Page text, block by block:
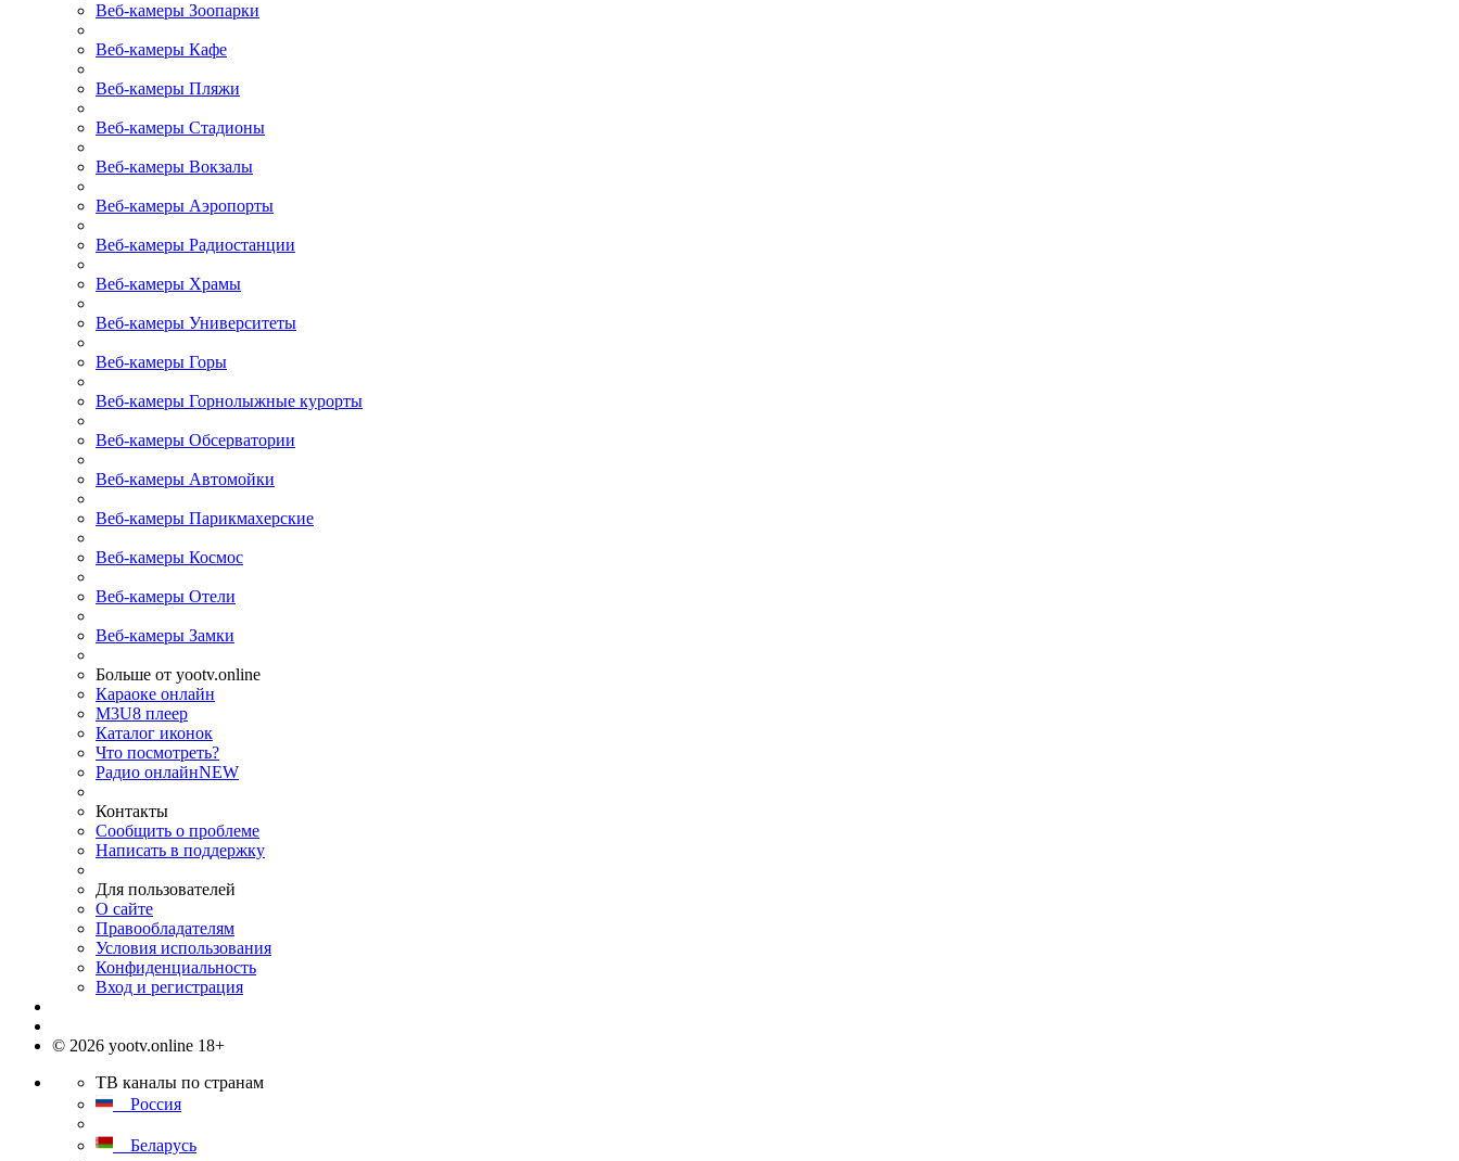
Веб-камеры Зоопарки
Веб-камеры Кафе
Веб-камеры Пляжи
Веб-камеры Стадионы
Веб-камеры Вокзалы
Веб-камеры Аэропорты
Веб-камеры Радиостанции
Веб-камеры Храмы
Веб-камеры Университеты
Веб-камеры Горы
Веб-камеры Горнолыжные курорты
Веб-камеры Обсерватории
Веб-камеры Автомойки
Веб-камеры Парикмахерские
Веб-камеры Космос
Веб-камеры Отели
Веб-камеры Замки
Больше от yootv.online
Караоке онлайн
M3U8 плеер
Каталог иконок
Что посмотреть?
Радио онлайнNEW
Контакты
Сообщить о проблеме
Написать в поддержку
Для пользователей
О сайте
Правообладателям
Условия использования
Конфиденциальность
Вход и регистрация
© 2026 yootv.online 18+
ТВ каналы по странам
Россия
Беларусь